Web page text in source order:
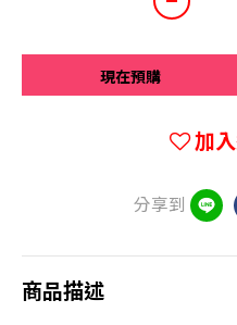
現在預購
加
分享到
商品描述